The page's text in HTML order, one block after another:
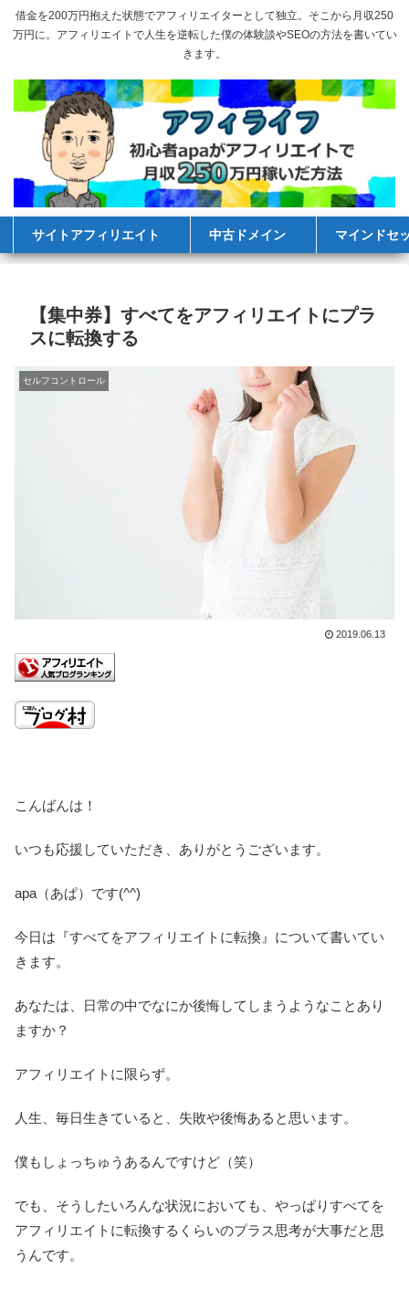
借金を200万円抱えた状態でアフィリエイターとして独立。そこから月収250
万円に。アフィリエイトで人生を逆転した僕の体験談やSEOの方法を書いてい
きます。
サイトアフィリエイト 中古ドメイン マインドセ
【集中券】すべてをアフィリエイトにプラ
スに転換する
セルフコントロール
2019.06.13
こんばんは！
いつも応援していただき、ありがとうございます。
apa（あぱ）です(^^)
今日は『すべてをアフィリエイトに転換』について書いてい
きます。
あなたは、日常の中でなにか後悔してしまうようなことあり
ますか？
アフィリエイトに限らず。
人生、毎日生きていると、失敗や後悔あると思います。
僕もしょっちゅうあるんですけど（笑）
でも、そうしたいろんな状況においても、やっぱりすべてを
アフィリエイトに転換するくらいのプラス思考が大事だと思
うんです。